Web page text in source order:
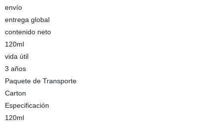
envío
entrega global
contenido neto
120ml
vida útil
3 años
Paquete de Transporte
Carton
Especificación
120ml